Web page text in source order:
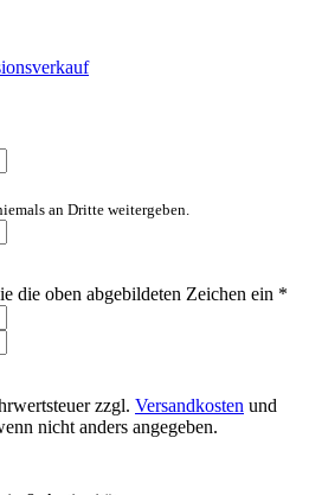
an Dritte weitergeben.
die oben abgebildeten Zeichen ein *
zzgl. Versandkosten und
nicht anders angegeben.